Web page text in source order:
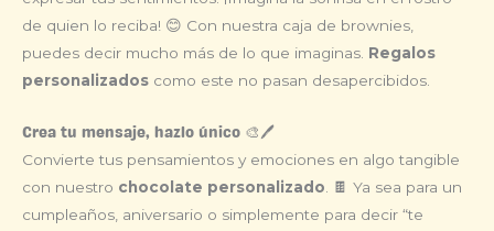
de quien lo reciba! 😊 Con nuestra caja de brownies,
puedes decir mucho más de lo que imaginas. Regalos
personalizados como este no pasan desapercibidos.
Crea tu mensaje, hazlo único 🎨🖊️
Convierte tus pensamientos y emociones en algo tangible
con nuestro chocolate personalizado . 🍫 Ya sea para un
cumpleaños, aniversario o simplemente para decir “te